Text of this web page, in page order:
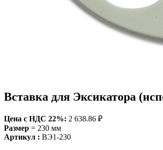
Вставка для Эксикатора
Цена c НДС 22%: 2 638.86 ₽
Размер = 230 мм
Артикул : ВЭ1-230